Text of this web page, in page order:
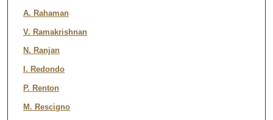
A. Rahaman
V. Ramakrishnan
N. Ranjan
I. Redondo
P. Renton
M. Rescigno